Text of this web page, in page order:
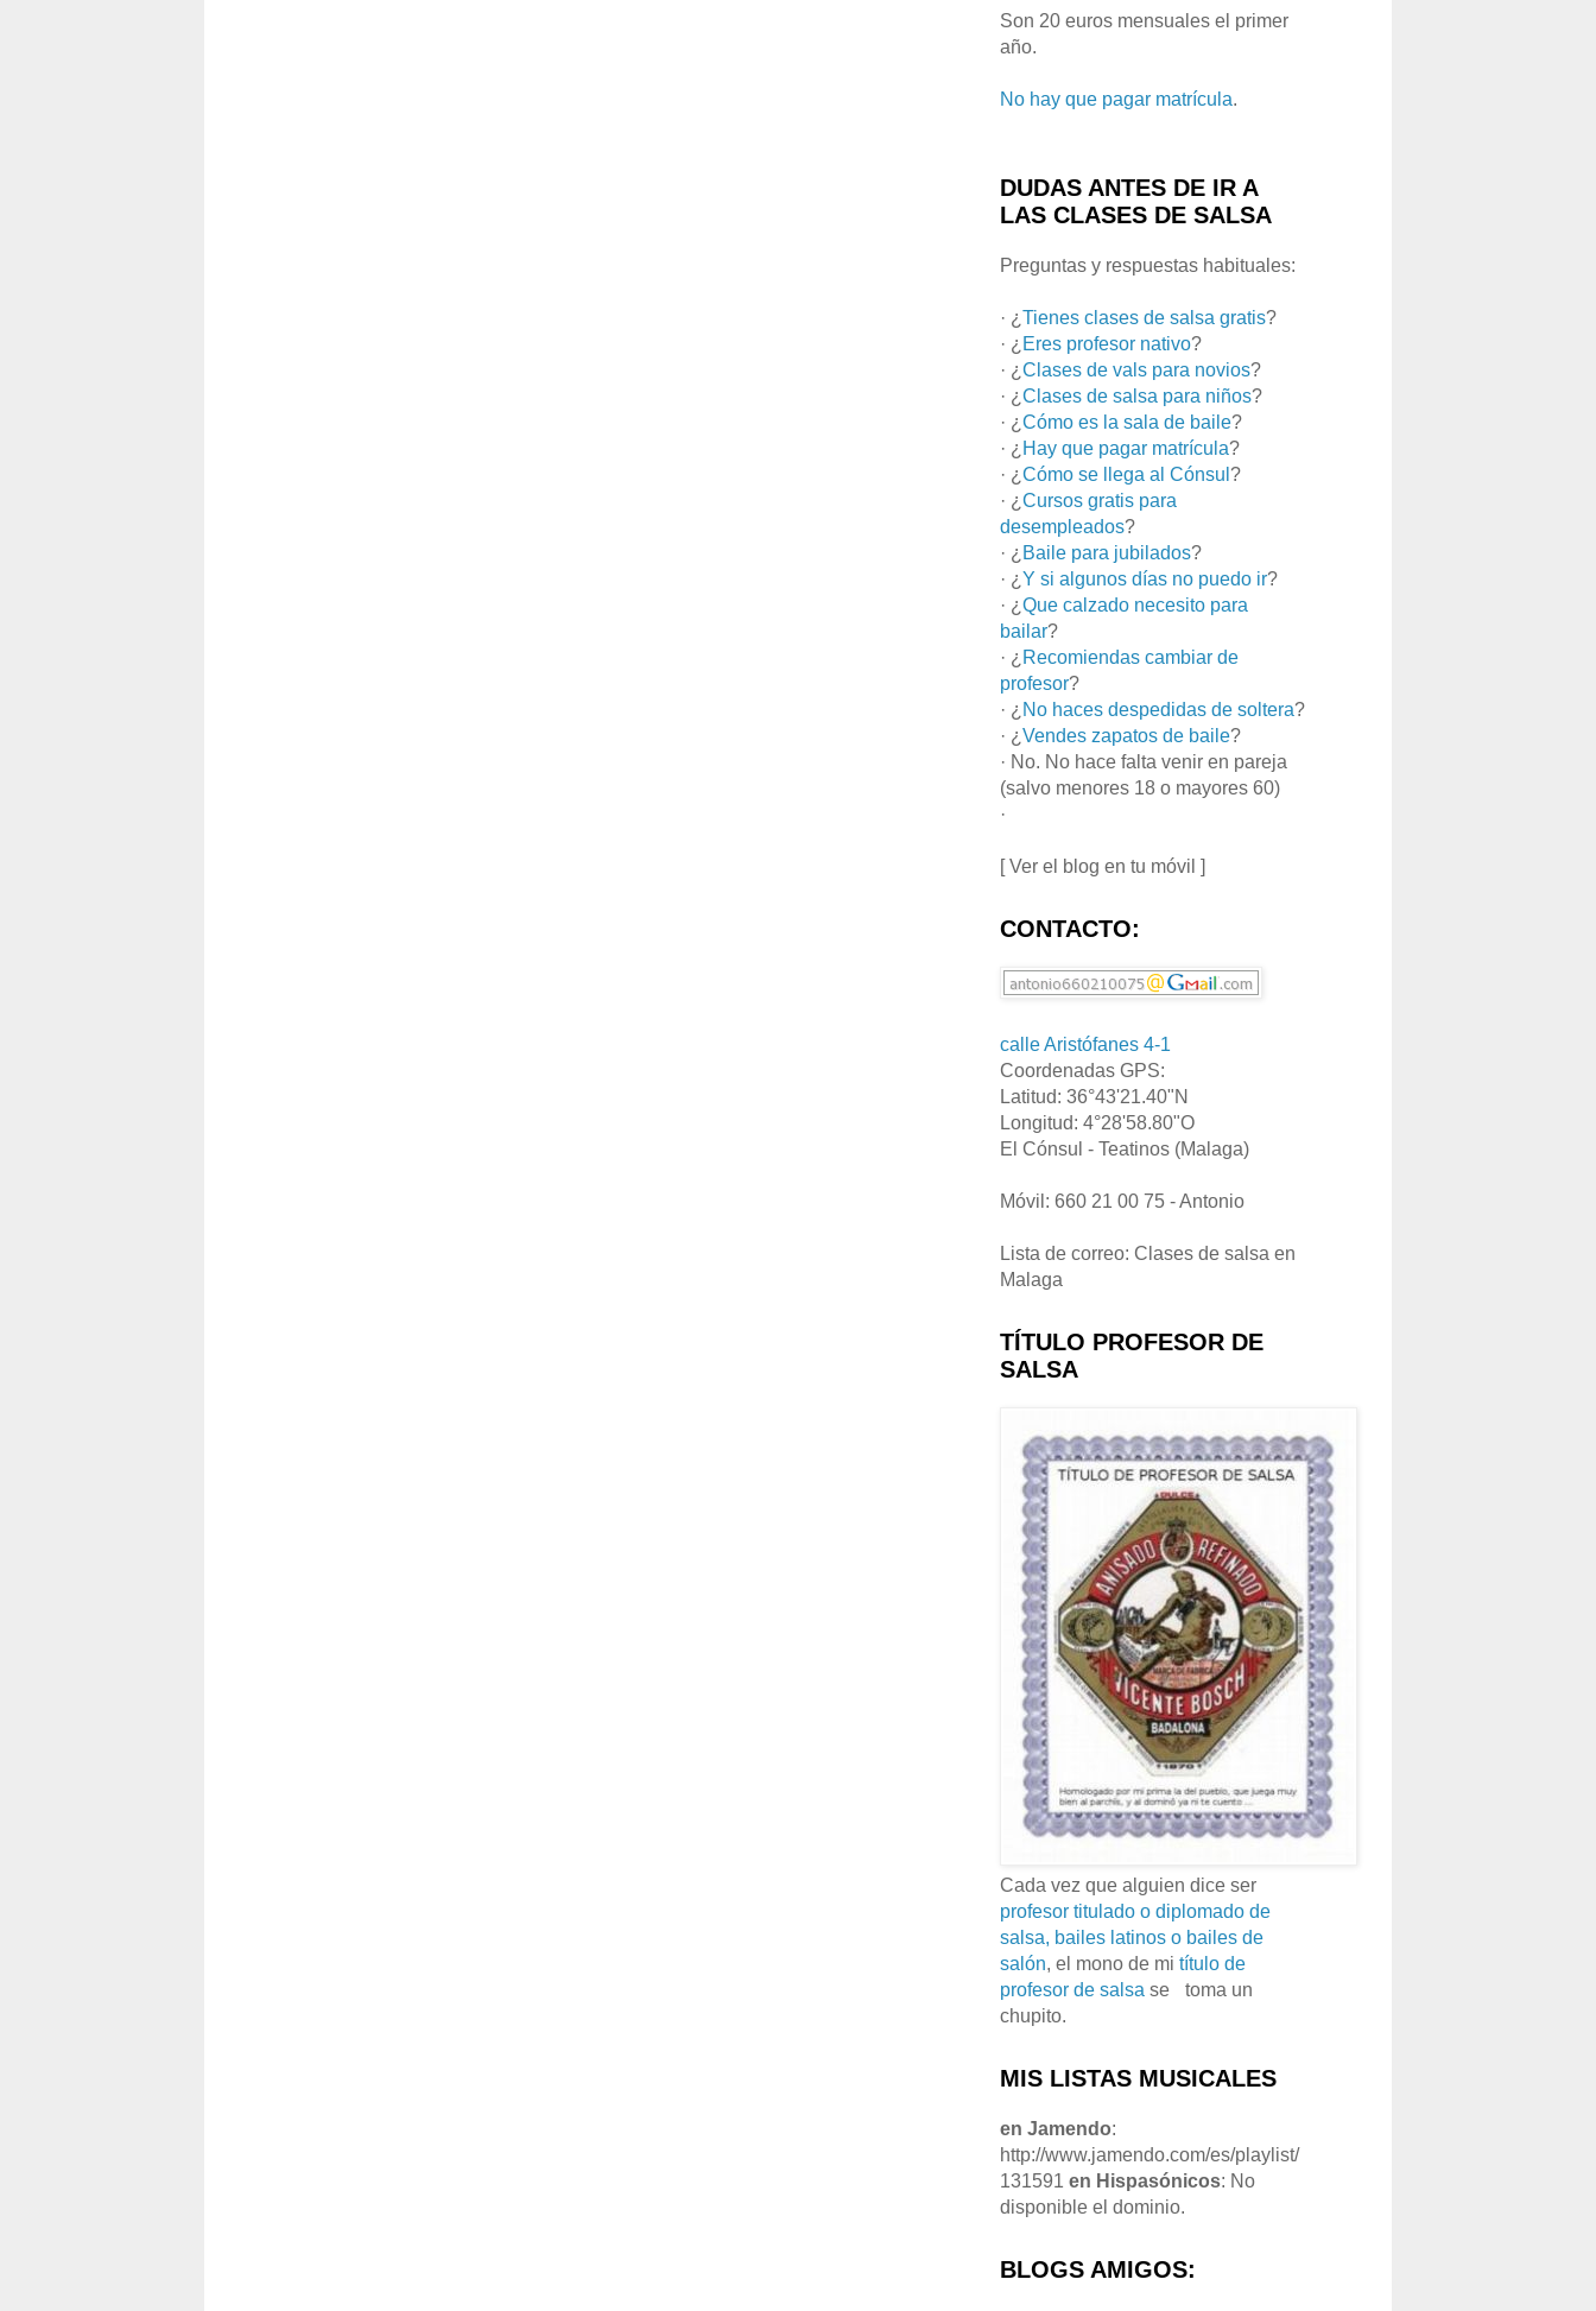
Son 20 euros mensuales el primer
año.
No hay que pagar matrícula.
DUDAS ANTES DE IR A
LAS CLASES DE SALSA
Preguntas y respuestas habituales:
· ¿ Tienes clases de salsa gratis?
· ¿ Eres profesor nativo?
· ¿ Clases de vals para novios?
· ¿ Clases de salsa para niños?
· ¿ Cómo es la sala de baile?
· ¿ Hay que pagar matrícula?
· ¿ Cómo se llega al Cónsul ?
· ¿ Cursos gratis para
desempleados?
· ¿ Baile para jubilados?
· ¿ Y si algunos días no puedo ir?
· ¿ Que calzado necesito para
bailar?
· ¿ Recomiendas cambiar de
profesor?
· ¿ No haces despedidas de soltera?
· ¿ Vendes zapatos de baile?
· No. No hace falta venir en pareja
(salvo menores 18 o mayores 60)
·
[ Ver el blog en tu móvil ]
CONTACTO:
calle Aristófanes 4-1
Coordenadas GPS:
Latitud: 36°43'21.40"N
Longitud: 4°28'58.80"O
El Cónsul - Teatinos (Malaga)
Móvil: 660 21 00 75 - Antonio
Lista de correo: Clases de salsa en
Malaga
TÍTULO PROFESOR DE
SALSA
Cada vez que alguien dice ser
profesor titulado o diplomado de
salsa, bailes latinos o bailes de
salón, el mono de mi título de
profesor de salsa se
toma un
chupito.
MIS LISTAS MUSICALES
en Jamendo:
http://www.jamendo.com/es/playlist/
131591 en Hispasónicos: No
disponible el dominio.
BLOGS AMIGOS: